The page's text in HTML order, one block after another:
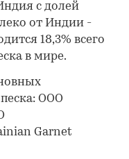
с долей
от Индии -
18,3% всего
в мире.
ООО
Garnet